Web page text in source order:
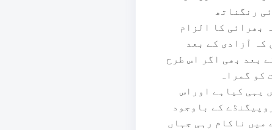
رنگناتھ
بھرائی کا الزام
کہ آزادی کے بعد
بعد بھی اگر اس طرح
کو گمراہ
یہی کیاہے اوراس
کے باوجود
میں ناکام رہی جہاں